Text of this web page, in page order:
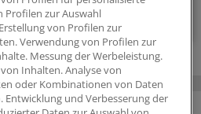
bitte anmelden
Profilen zur Auswahl
von Profilen zur
Verwendung von Profilen zur
Messung der Werbeleistung.
Inhalten. Analyse von
oder Kombinationen von Daten
Entwicklung und Verbesserung der